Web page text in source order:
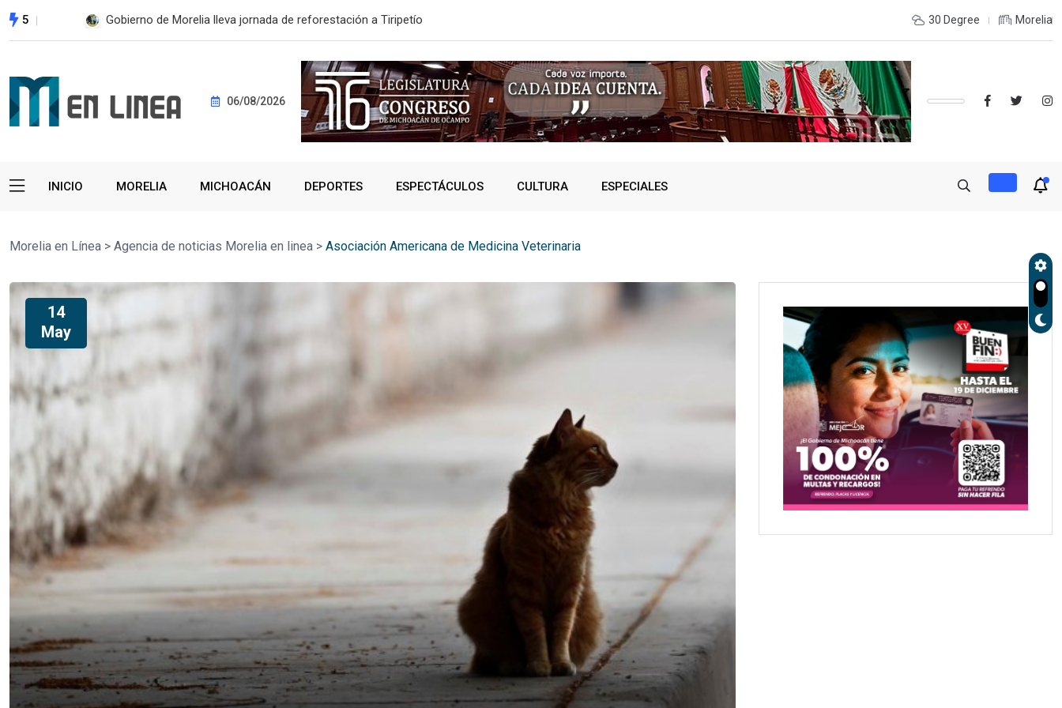
5 Gobierno de Morelia lleva jornada de reforestación a Tiripetío ESTE MIÉRCOLES, UMSNH LANZA TERCERA CONVOCATORIA DE NUEVO
30 Degree Morelia
06/08/2026
INICIO MORELIA MICHOACÁN DEPORTES ESPECTÁCULOS CULTURA ESPECIALES
Morelia en Línea > Agencia de noticias Morelia en linea > Asociación Americana de Medicina Veterinaria
14
May